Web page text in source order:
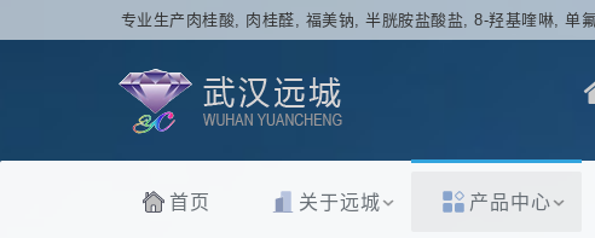
专业生产肉桂酸, 肉桂醛, 福美钠, 半胱胺盐酸盐, 8-羟基喹啉, 单
首页 关于远城 产品中心